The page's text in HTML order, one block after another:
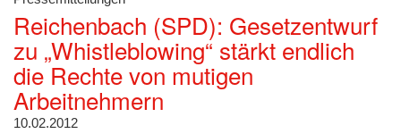
Reichenbach (SPD): Gesetzentwurf
zu „Whistleblowing“ stärkt endlich
die Rechte von mutigen
Arbeitnehmern
10.02.2012